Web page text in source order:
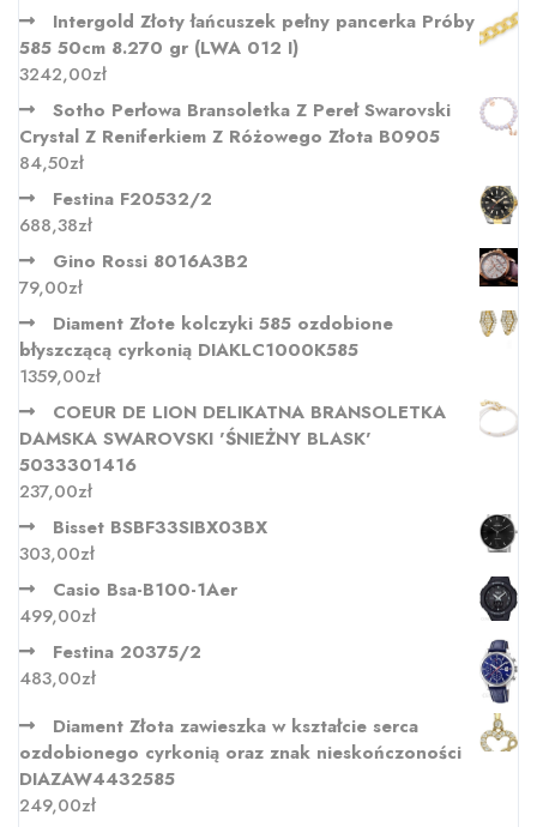
Intergold Złoty łańcuszek pełny pancerka Próby
585 50cm 8.270 gr (LWA 012 I)
3242,00zł
Sotho Perłowa Bransoletka Z Pereł Swarovski
Crystal Z Reniferkiem Z Różowego Złota B0905
84,50zł
Festina F20532/2
688,38zł
Gino Rossi 8016A3B2
79,00zł
Diament Złote kolczyki 585 ozdobione
błyszczącą cyrkonią DIAKLC1000K585
1359,00zł
COEUR DE LION DELIKATNA BRANSOLETKA
DAMSKA SWAROVSKI 'ŚNIEŻNY BLASK'
5033301416
237,00zł
Bisset BSBF33SIBX03BX
303,00zł
Casio Bsa-B100-1Aer
499,00zł
Festina 20375/2
483,00zł
Diament Złota zawieszka w kształcie serca
ozdobionego cyrkonią oraz znak nieskończoności
DIAZAW4432585
249,00zł